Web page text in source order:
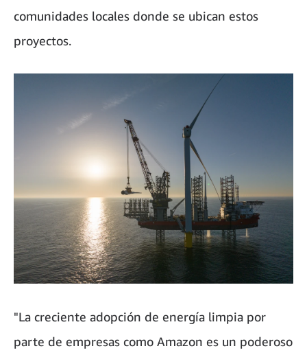
comunidades locales donde se ubican estos
proyectos.
"La creciente adopción de energía limpia por
parte de empresas como Amazon es un poderoso